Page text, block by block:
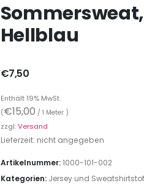
Hellblau
€7,50
Enthält 19% MwSt.
(€15,00 / 1 Meter )
zzgl.Versand
Lieferzeit: nicht angegeben
Artikelnummer:1000-101-002
Kategorien: Jersey und